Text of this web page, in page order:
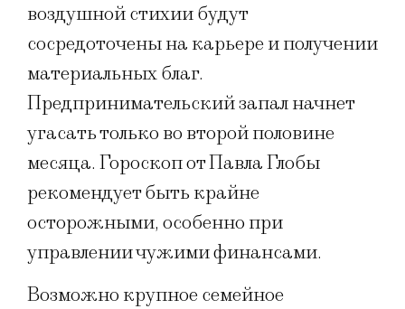
воздушной стихии будут
сосредоточены на карьере и получении
материальных благ.
Предпринимательский запал начнет
угасать только во второй половине
месяца. Гороскоп от Павла Глобы
рекомендует быть крайне
осторожными, особенно при
управлении чужими финансами.
Возможно крупное семейное